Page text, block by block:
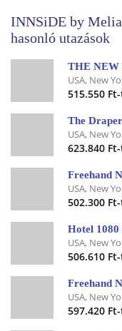
INNSiDE by
hasonló utazások
USA, New
515.550
USA, New
623.840
Freehand
USA, New
502.300
Hotel
USA, New
506.610
Freehand
USA, New
597.420